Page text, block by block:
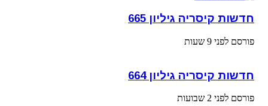
חדשות קיסריה גיליון 665
פורסם לפני 9 שעות
חדשות קיסריה גיליון 664
פורסם לפני 2 שבועות